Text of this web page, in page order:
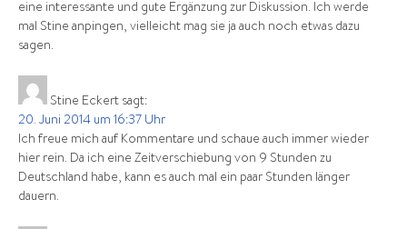
eine interessante und gute Ergänzung zur Diskussion. Ich werde
mal Stine anpingen, vielleicht mag sie ja auch noch etwas dazu
sagen.
Stine Eckert sagt:
20. Juni 2014 um 16:37 Uhr
Ich freue mich auf Kommentare und schaue auch immer wieder
hier rein. Da ich eine Zeitverschiebung von 9 Stunden zu
Deutschland habe, kann es auch mal ein paar Stunden länger
dauern.